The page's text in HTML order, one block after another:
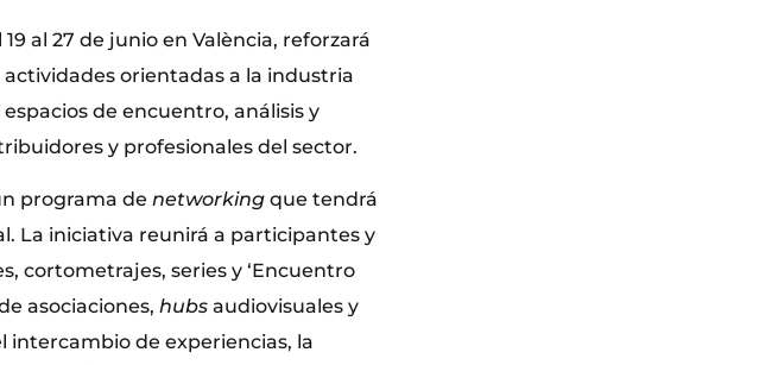
al 27 de junio en València, reforzará
orientadas a la industria
de encuentro, análisis y
y profesionales del sector.
programa de networking que tendrá
La iniciativa reunirá a participantes y
cortometrajes, series y ‘Encuentro
asociaciones, hubs audiovisuales y
intercambio de experiencias, la